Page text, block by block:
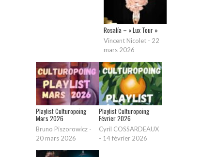
Rosalía – « Lux Tour »
Vincent Nicolet - 22
mars 2026
Playlist Culturopoing
Mars 2026
Bruno Piszorowicz -
20 mars 2026
Playlist Culturopoing
Février 2026
Cyril COSSARDEAUX
- 14 février 2026